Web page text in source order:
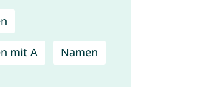
mit A Namen